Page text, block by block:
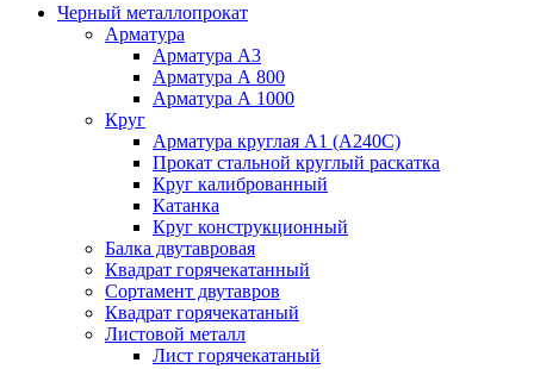
Черный металлопрокат
Арматура
Арматура А3
Арматура А 800
Арматура А 1000
Круг
Арматура круглая А1 (А240C)
Прокат стальной круглый раскатка
Круг калиброванный
Катанка
Круг конструкционный
Балка двутавровая
Квадрат горячекатанный
Сортамент двутавров
Квадрат горячекатаный
Листовой металл
Лист горячекатаный